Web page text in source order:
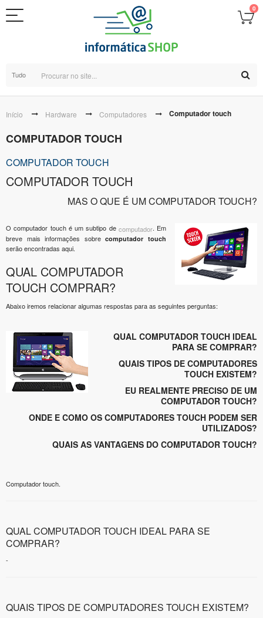
0
Tudo
Início Hardware Computadores Computador touch
COMPUTADOR TOUCH
COMPUTADOR TOUCH
COMPUTADOR TOUCH
MAS O QUE É UM COMPUTADOR TOUCH?
O computador touch é um subtipo de computador. Em
breve mais informações sobrecomputador touch
serão encontradas aqui.
QUAL COMPUTADOR
TOUCH COMPRAR?
Abaixo iremos relacionar algumas respostas para as seguintes perguntas:
QUAL COMPUTADOR TOUCH IDEAL
PARA SE COMPRAR?
QUAIS TIPOS DE COMPUTADORES
TOUCH EXISTEM?
EU REALMENTE PRECISO DE UM
COMPUTADOR TOUCH?
ONDE E COMO OS COMPUTADORES TOUCH PODEM SER
UTILIZADOS?
QUAIS AS VANTAGENS DO COMPUTADOR TOUCH?
Computador touch.
QUAL COMPUTADOR TOUCH IDEAL PARA SE
COMPRAR?
-
QUAIS TIPOS DE COMPUTADORES TOUCH EXISTEM?